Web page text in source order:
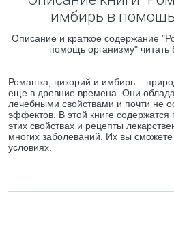
имбирь в
Описание и краткое содержание
помощь организму" читать
Ромашка, цикорий и имбирь –
еще в древние времена. Они
лечебными свойствами и почти не
эффектов. В этой книге
этих свойствах и рецепты
многих заболеваний. Их вы
условиях.